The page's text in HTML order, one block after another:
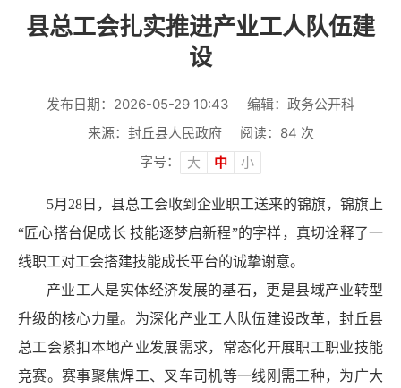
县总工会扎实推进产业工人队伍建
设
发布日期：2026-05-29 10:43
编辑：政务公开科
来源：封丘县人民政府
阅读： 84 次
字号：
大 中 小
5月28日，县总工会收到企业职工送来的锦旗，锦旗上
“匠心搭台促成长 技能逐梦启新程”的字样，真切诠释了一
线职工对工会搭建技能成长平台的诚挚谢意。
产业工人是实体经济发展的基石，更是县域产业转型
升级的核心力量。为深化产业工人队伍建设改革，封丘县
总工会紧扣本地产业发展需求，常态化开展职工职业技能
竞赛。赛事聚焦焊工、叉车司机等一线刚需工种，为广大